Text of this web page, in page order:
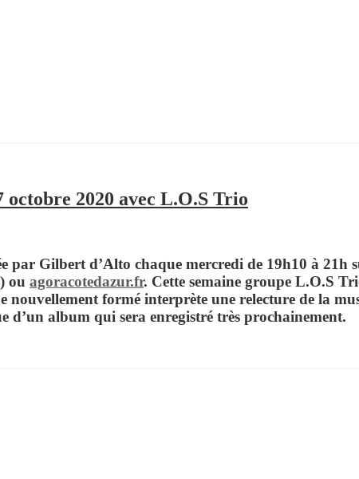
2020 avec L.O.S Trio
par Gilbert d’Alto chaque mercredi de 19h10 à 21h
ou agoracotedazur.fr. Cette semaine groupe L.O.S
nouvellement formé interprète une relecture de la
d’un album qui sera enregistré très prochainement.